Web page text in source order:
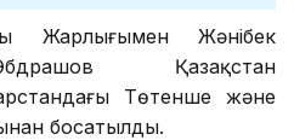
Жарлығымен Жәнібек
Қазақстан
Төтенше және
босатылды.